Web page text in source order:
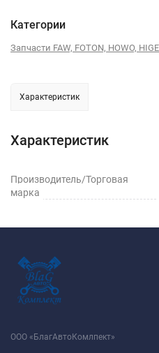
Категории
Запчасти FAW, FOTON, HOWO,
Характеристик
Характеристик
Производитель/Торговая
марка
ООО «БлагАвтоКомлпект»